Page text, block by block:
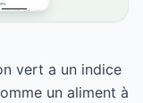
vert a un indice
un aliment à